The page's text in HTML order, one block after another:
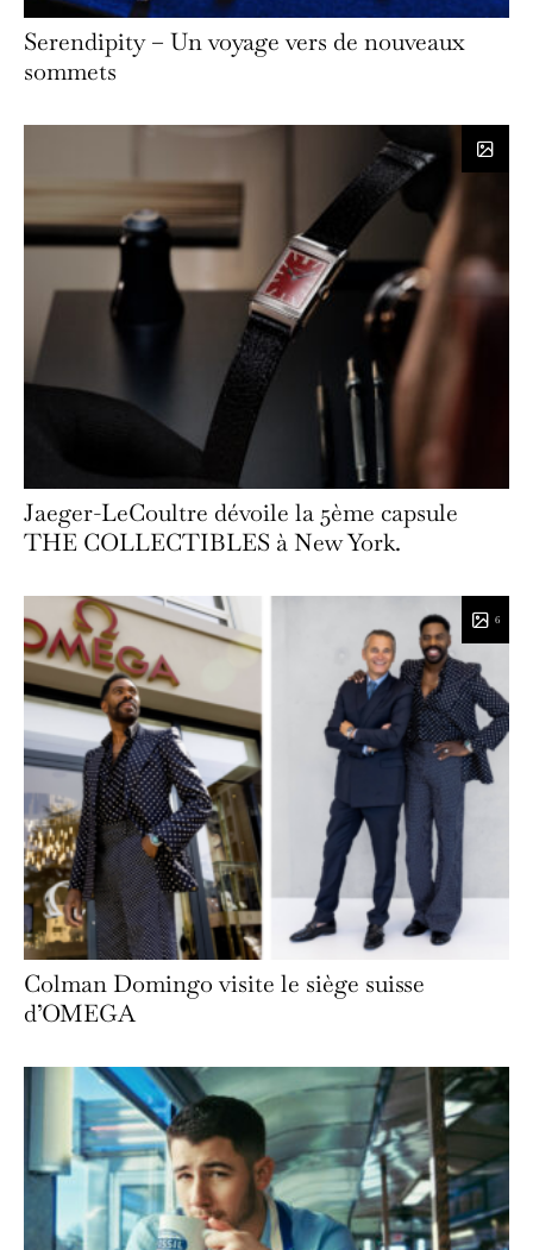
Serendipity – Un voyage vers de nouveaux
sommets
Jaeger-LeCoultre dévoile la 5ème capsule
THE COLLECTIBLES à New York.
6
Colman Domingo visite le siège suisse
d’OMEGA